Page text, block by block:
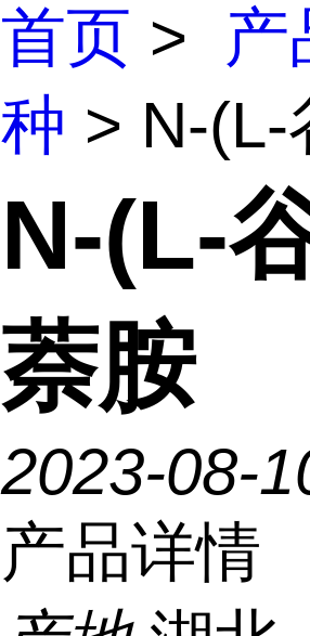
首页 > 产
种 > N-(L-
N-(L-
萘胺
2023-08-
产品详情